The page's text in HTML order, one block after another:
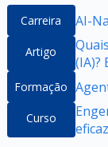
Carreira AI-
Artigo
(IA)?
Formação
Curso